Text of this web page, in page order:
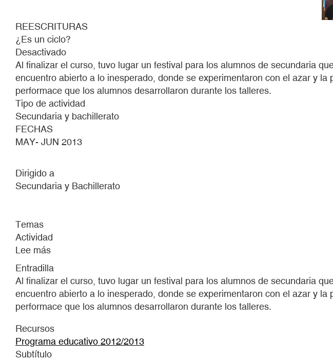
REESCRITURAS
¿Es un ciclo?
Desactivado
Al finalizar el curso, tuvo lugar un festival para los alumnos de secundaria
encuentro abierto a lo inesperado, donde se experimentaron con el azar y
performace que los alumnos desarrollaron durante los talleres.
Tipo de actividad
Secundaria y bachillerato
FECHAS
MAY- JUN 2013
Dirigido a
Secundaria y Bachillerato
Temas
Actividad
Lee más
Entradilla
Al finalizar el curso, tuvo lugar un festival para los alumnos de secundaria
encuentro abierto a lo inesperado, donde se experimentaron con el azar y
performace que los alumnos desarrollaron durante los talleres.
Recursos
Programa educativo 2012/2013
Subtítulo